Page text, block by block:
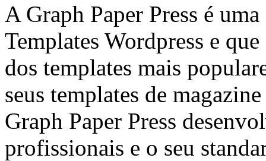
A Graph Paper Press é
Templates Wordpress e
dos templates mais
seus templates de
Graph Paper Press
profissionais e o seu